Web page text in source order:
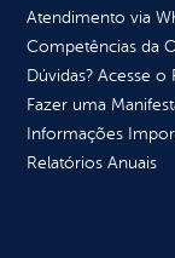
Atendimento via
Competências da
Dúvidas? Acesse o
Fazer uma
Informações
Relatórios Anuais